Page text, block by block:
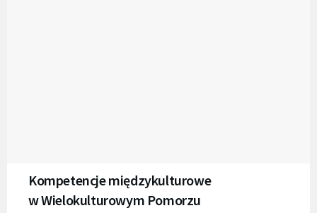
Kompetencje międzykulturowe
w Wielokulturowym Pomorzu